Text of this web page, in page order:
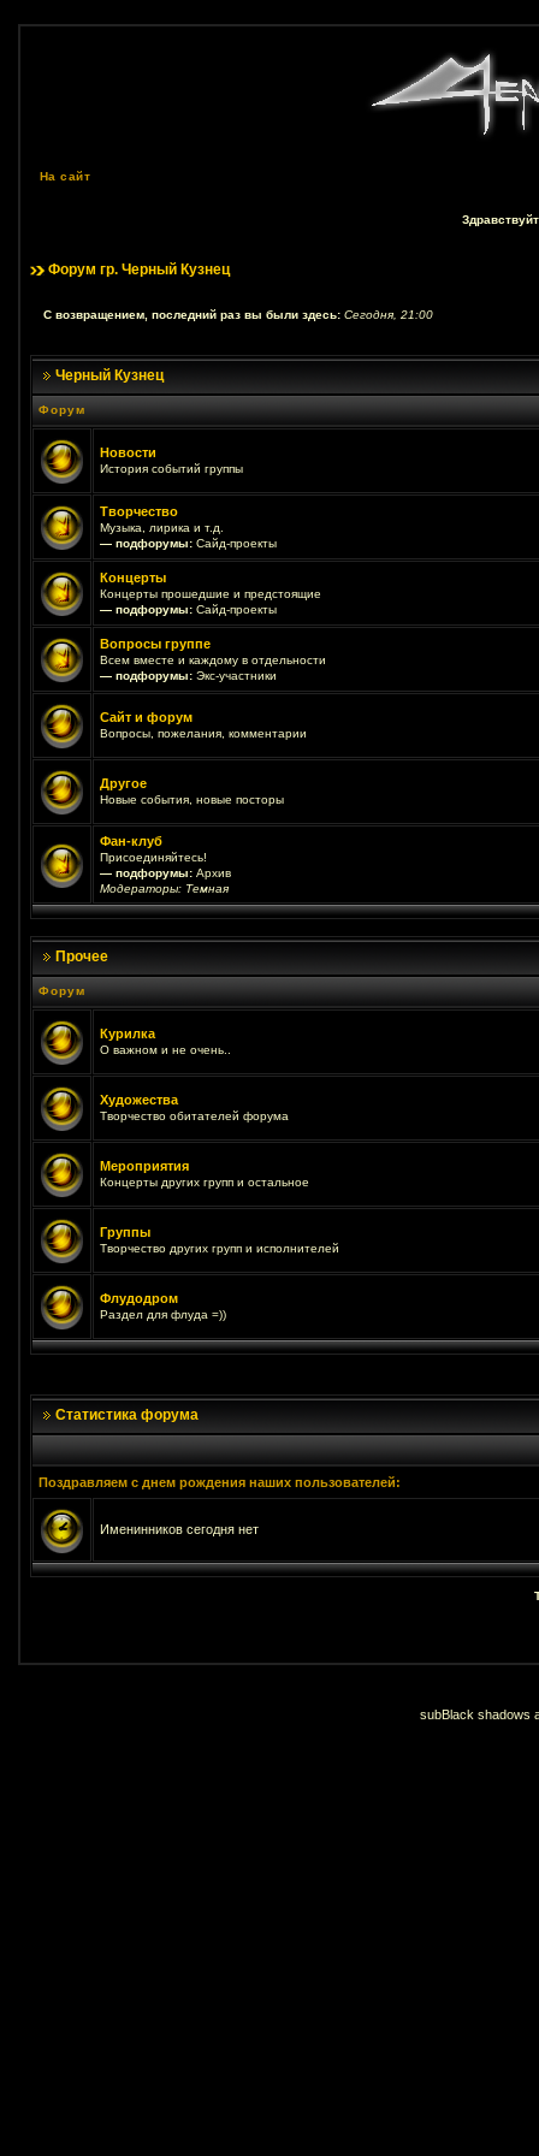
На сайт
Форум гр. Черный Кузнец
С возвращением, последний раз вы были здесь: Сегодня, 21:00
Черный Кузнец
Форум
Новости
История событий группы
Творчество
Музыка, лирика и т.д.
— подфорумы: Сайд-проекты
Концерты
Концерты прошедшие и предстоящие
— подфорумы: Сайд-проекты
Вопросы группе
Всем вместе и каждому в отдельности
— подфорумы: Экс-участники
Сайт и форум
Вопросы, пожелания, комментарии
Другое
Новые события, новые посторы
Фан-клуб
Присоединяйтесь!
— подфорумы: Архив
Модераторы: Темная
Прочее
Форум
Курилка
О важном и не очень..
Художества
Творчество обитателей форума
Мероприятия
Концерты других групп и остальное
Группы
Творчество других групп и исполнителей
Флудодром
Раздел для флуда =))
Статистика форума
Поздравляем с днем рождения наших пользователей:
Именинников сегодня нет
subBlack shadows